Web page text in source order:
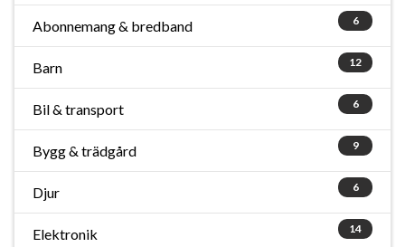
6
Abonnemang & bredband
12
Barn
6
Bil & transport
9
Bygg & trädgård
6
Djur
14
Elektronik